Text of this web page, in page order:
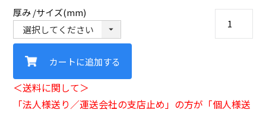
厚み サイズ(mm)
カートに追加する
＜送料に関して＞
「法人様送り／運送会社の支店止め」の方が「個人様送